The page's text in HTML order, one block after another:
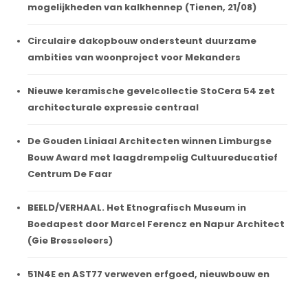
mogelijkheden van kalkhennep (Tienen, 21/08)
Circulaire dakopbouw ondersteunt duurzame
ambities van woonproject voor Mekanders
Nieuwe keramische gevelcollectie StoCera 54 zet
architecturale expressie centraal
De Gouden Liniaal Architecten winnen Limburgse
Bouw Award met laagdrempelig Cultuureducatief
Centrum De Faar
BEELD/VERHAAL. Het Etnografisch Museum in
Boedapest door Marcel Ferencz en Napur Architect
(Gie Bresseleers)
51N4E en AST77 verweven erfgoed, nieuwbouw en